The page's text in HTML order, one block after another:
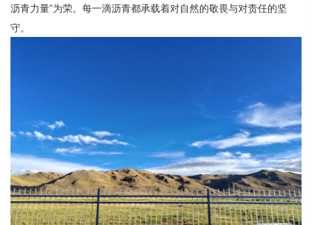
沥青力量”为荣。每一滴沥青都承载着对自然的敬畏与对责任的坚
守。